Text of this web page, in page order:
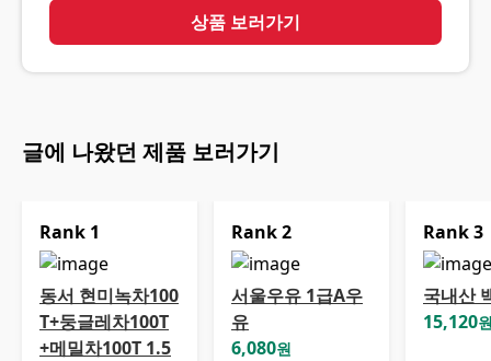
상품 보러가기
글에 나왔던 제품 보러가기
Rank 1
동서 현미녹차100
T+둥글레차100T
+메밀차100T 1.5
Rank2
서울우유 1급A우
유
6,080원
Rank3
국내산
15,120